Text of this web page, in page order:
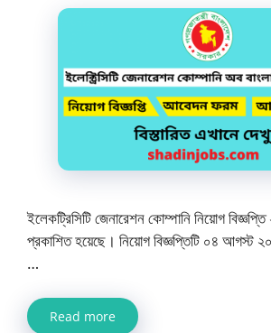
ইলেকট্রিসিটি জেনারেশন কোম্পানি নিয়োগ
প্রকাশিত হয়েছে। নিয়োগ বিজ্ঞপ্তিটি ০৪ আগস্ট
…
Read more